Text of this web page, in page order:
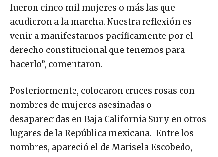
fueron cinco mil mujeres o más las que
acudieron a la marcha. Nuestra reflexión es
venir a manifestarnos pacíficamente por el
derecho constitucional que tenemos para
hacerlo”, comentaron.
Posteriormente, colocaron cruces rosas con
nombres de mujeres asesinadas o
desaparecidas en Baja California Sur y en otros
lugares de la República mexicana. Entre los
nombres, apareció el de Marisela Escobedo,